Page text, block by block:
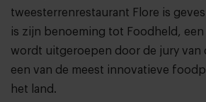
tweesterrenrestaurant Flore is
is zijn benoeming tot Foodheld,
wordt uitgeroepen door de jury van
een van de meest innovatieve
het land.